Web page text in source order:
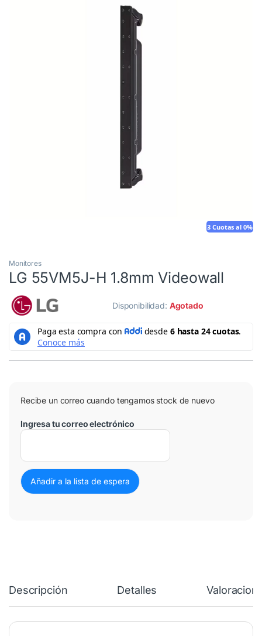
3 Cuotas al 0%
Monitores
LG 55VM5J-H 1.8mm Videowall
Disponibilidad: Agotado
Recibe un correo cuando tengamos stock de nuevo
Ingresa tu correo electrónico
Descripción Detalles